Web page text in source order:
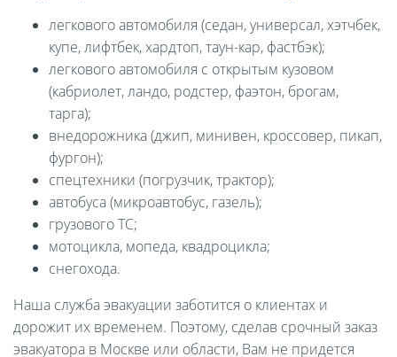
легкового автомобиля (седан, универсал, хэтчбек,
купе, лифтбек, хардтоп, таун-кар, фастбэк);
легкового автомобиля с открытым кузовом
(кабриолет, ландо, родстер, фаэтон, брогам,
тарга);
внедорожника (джип, минивен, кроссовер, пикап,
фургон);
спецтехники (погрузчик, трактор);
автобуса (микроавтобус, газель);
грузового ТС;
мотоцикла, мопеда, квадроцикла;
снегохода.
Наша служба эвакуации заботится о клиентах и
дорожит их временем. Поэтому, сделав срочный заказ
эвакуатора в Москве или области, Вам не придется